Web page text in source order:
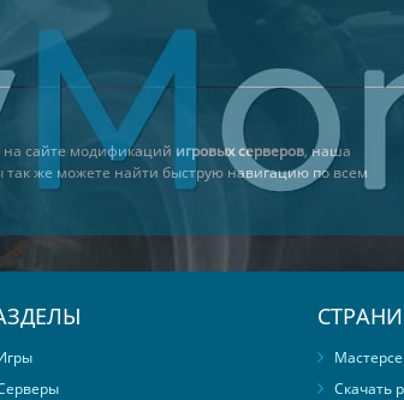
сайте модификаций игровых серверов, наша
же можете найти быструю навигацию по всем
Скачать